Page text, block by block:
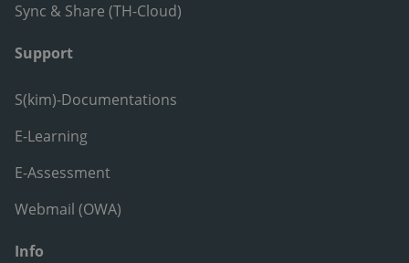
Sync & Share (TH-Cloud)
Support
S(kim)-Documentations
E-Learning
E-Assessment
Webmail (OWA)
Info